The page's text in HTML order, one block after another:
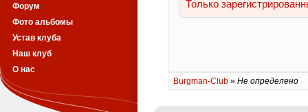
Burgman-Club » Не определено
Форум
Фото альбомы
Устав клуба
Наш клуб
О нас